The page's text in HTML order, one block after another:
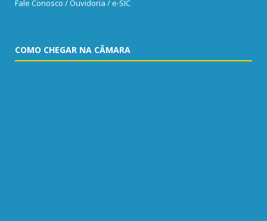
Fale Conosco / Ouvidoria / e-SIC
COMO CHEGAR NA CÂMARA